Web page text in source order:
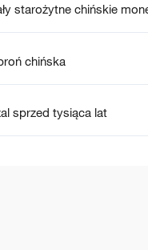
starożytne chińskie
chińska
sprzed tysiąca lat